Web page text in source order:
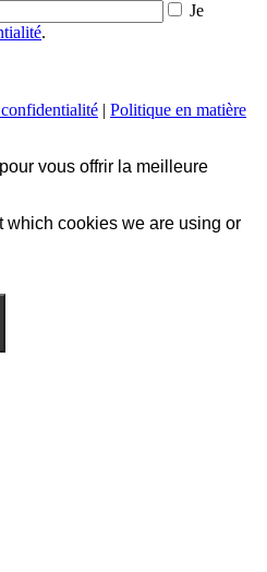
Je
.
| Politique en matière
vous offrir la meilleure
which cookies we are using or